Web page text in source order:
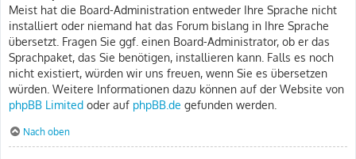
Meist hat die Board-Administration entweder Ihre Sprache nicht
installiert oder niemand hat das Forum bislang in Ihre Sprache
übersetzt. Fragen Sie ggf. einen Board-Administrator, ob er das
Sprachpaket, das Sie benötigen, installieren kann. Falls es noch
nicht existiert, würden wir uns freuen, wenn Sie es übersetzen
würden. Weitere Informationen dazu können auf der Website von
phpBB Limited oder auf phpBB.de gefunden werden.
Nach oben